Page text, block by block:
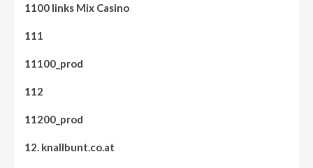
1100 links Mix Casino
111
11100_prod
112
11200_prod
12. knallbunt.co.at